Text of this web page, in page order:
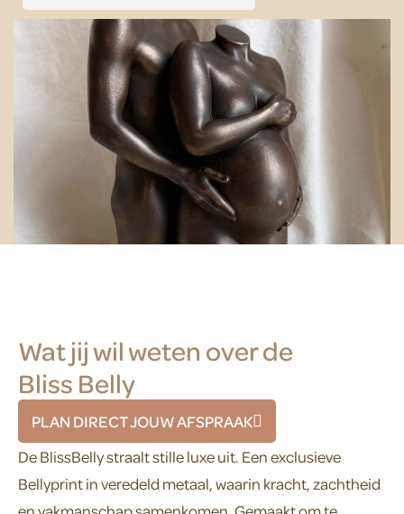
Wat jij wil weten over de
Bliss Belly
PLAN DIRECT JOUW AFSPRAAK
De BlissBelly straalt stille luxe uit. Een exclusieve
Bellyprint in veredeld metaal, waarin kracht, zachtheid